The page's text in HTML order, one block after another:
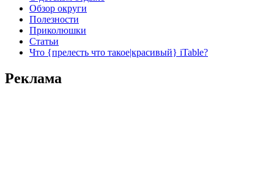
Обзор округи
Полезности
Приколюшки
Статьи
Что {прелесть что такое|красивый} iTable?
Реклама